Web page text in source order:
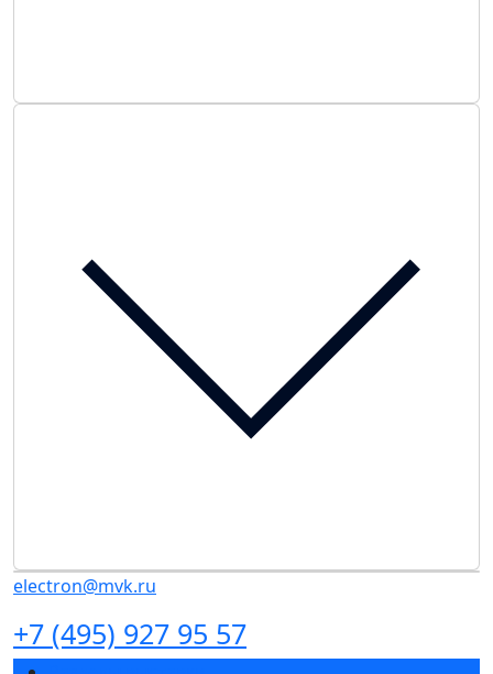
electron@mvk.ru
+7 (495) 927 95 57